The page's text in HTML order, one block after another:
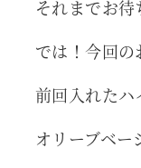
それまでお待
では！今回
前回入れたハ
オリーブベ